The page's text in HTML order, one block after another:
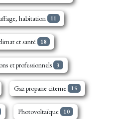
habitation 11
et santé 18
institutions et professionnels 3
Gaz propane citerne 15
Photovoltaïque 10